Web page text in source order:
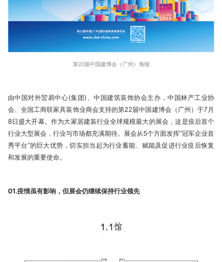
第22届中国建博会（广州）海报
由中国对外贸易中心(集团)、中国建筑装饰协会主办，中国林产工业协
会、全国工商联家具装饰业商会支持的第22届中国建博会（广州）于7月
8日盛大开幕。作为大家居建装行业全球规模最大的展会，这是疫后首个
行业大型展会，行业与市场都充满期待。展会从5个方面发挥“冠军企业首
秀平台”的巨大优势，切实担当起为行业蓄能、赋能及促进行业疫后恢复
和发展的重要使命。
01.疫情虽有影响，但展会仍继续保持行业领先